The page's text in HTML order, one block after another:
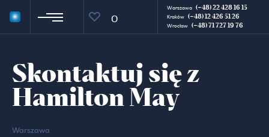
0
Warszawa (+48) 22 428 16 15
Kraków (+48) 12 426 51 26
Wrocław (+48) 71 727 19 76
Skontaktuj się z
Hamilton May
Warszawa